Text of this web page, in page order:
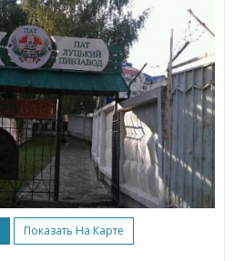
Показать На Карте